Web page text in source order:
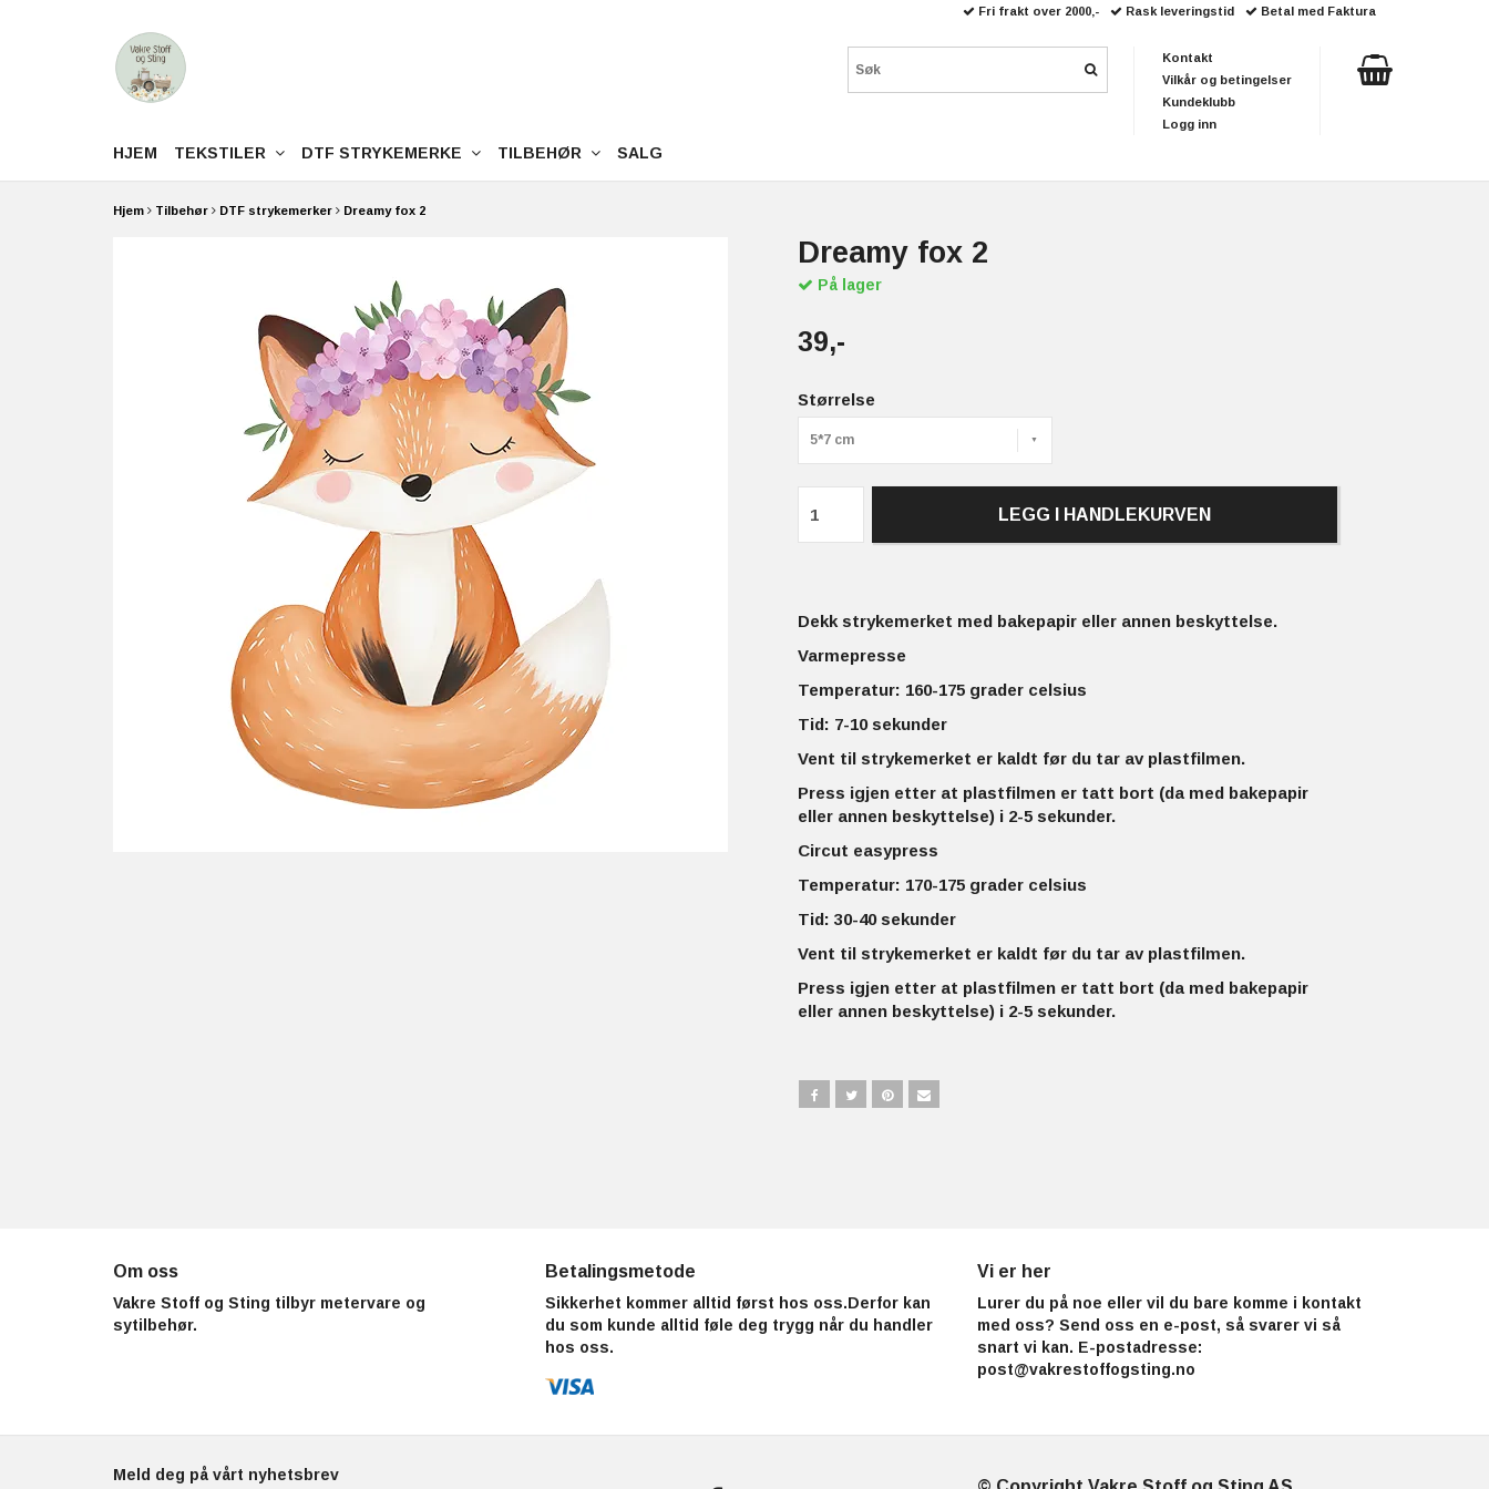
Hjem Tilbehør DTF strykemerker Dreamy fox 2
Dreamy fox 2
På lager
39,-
Størrelse
5*7 cm
LEGG I HANDLEKURVEN
Dekk strykemerket med bakepapir eller annen beskyttelse.
Varmepresse
Temperatur: 160-175 grader celsius
Tid: 7-10 sekunder
Vent til strykemerket er kaldt før du tar av plastfilmen.
Press igjen etter at plastfilmen er tatt bort (da med bakepapir
eller annen beskyttelse) i 2-5 sekunder.
Circut easypress
Temperatur: 170-175 grader celsius
Tid: 30-40 sekunder
Vent til strykemerket er kaldt før du tar av plastfilmen.
Press igjen etter at plastfilmen er tatt bort (da med bakepapir
eller annen beskyttelse) i 2-5 sekunder.
Om oss
Vakre Stoff og Sting tilbyr metervare og
sytilbehør.
Betalingsmetode
Sikkerhet kommer alltid først hos oss.Derfor kan
du som kunde alltid føle deg trygg når du handler
hos oss.
Vi er her
Lurer du på noe eller vil du bare komme i kontakt
med oss? Send oss en e-post, så svarer vi så
snart vi kan. E-postadresse:
post@vakrestoffogsting.no
Meld deg på vårt nyhetsbrev
Fri frakt over 2000,- Rask leveringstid Betal med Faktura
Kontakt
Vilkår og betingelser
Kundeklubb
Logg inn
HJEM TEKSTILER DTF STRYKEMERKE TILBEHØR SALG